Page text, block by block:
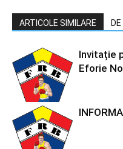
ARTICOLE SIMILARE
Invitație
Eforie